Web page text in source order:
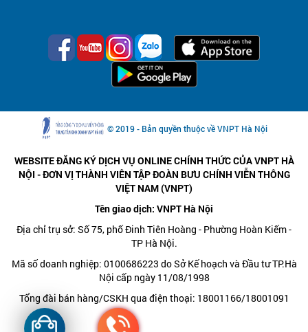
© 2019 - Bản quyền thuộc về VNPT Hà Nội
WEBSITE ĐĂNG KÝ DỊCH VỤ ONLINE CHÍNH THỨC CỦA VNPT HÀ
NỘI - ĐƠN VỊ THÀNH VIÊN TẬP ĐOÀN BƯU CHÍNH VIỄN THÔNG
VIỆT NAM (VNPT)
Tên giao dịch: VNPT Hà Nội
Địa chỉ trụ sở: Số 75, phố Đinh Tiên Hoàng - Phường Hoàn Kiếm -
TP Hà Nội.
Mã số doanh nghiệp: 0100686223 do Sở Kế hoạch và Đầu tư TP.Hà
Nội cấp ngày 11/08/1998
Tổng đài bán hàng/CSKH qua điện thoại: 18001166/18001091